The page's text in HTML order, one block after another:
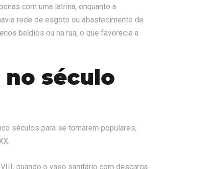
com uma latrina, enquanto a
rede de esgoto ou abastecimento de
baldios ou na rua, o que favorecia a
no século
séculos para se tornarem populares,
quando o vaso sanitário com descarga